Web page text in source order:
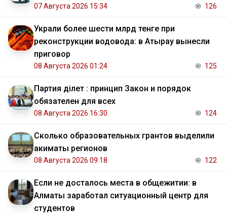
07 Августа 2026 15:34 126
Украли более шести млрд тенге при
реконструкции водовода: в Атырау вынесли
приговор
08 Августа 2026 01:24 125
Партия Әділет : принцип Закон и порядок
обязателен для всех
08 Августа 2026 16:30 124
Сколько образовательных грантов выделили
акиматы регионов
08 Августа 2026 09:18 122
Если не досталось места в общежитии: в
Алматы заработал ситуационный центр для
студентов